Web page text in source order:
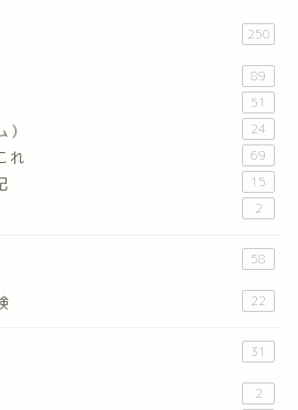
250
89
51
24
れ 69
15
2
58
22
31
2